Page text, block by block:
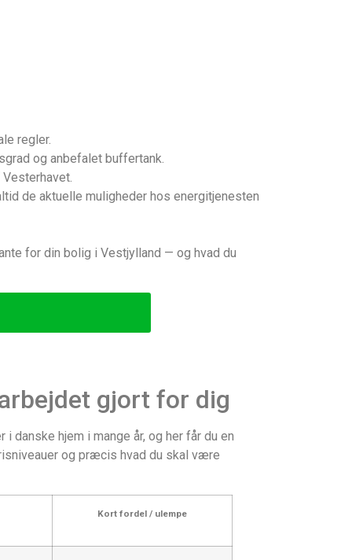
regler.
og anbefalet buffertank.
de aktuelle muligheder hos energitjenesten
for din bolig i Vestjylland — og hvad du
gjort for dig
danske hjem i mange år, og her får du en
og præcis hvad du skal være
Kort fordel / ulempe